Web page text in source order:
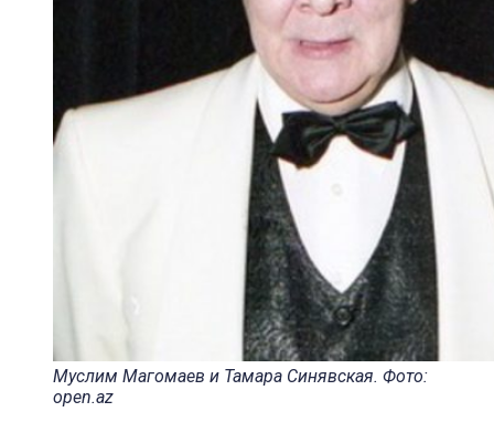
Муслим Магомаев и Тамара Синявская. Фото:
open.az